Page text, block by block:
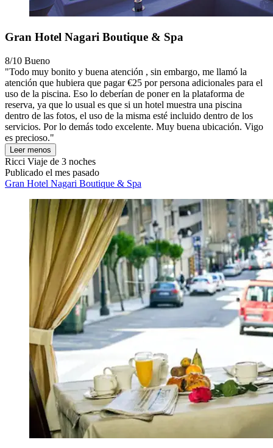
Gran Hotel Nagari Boutique & Spa
8/10 Bueno
"Todo muy bonito y buena atención , sin embargo, me llamó la
atención que hubiera que pagar €25 por persona adicionales para el
uso de la piscina. Eso lo deberían de poner en la plataforma de
reserva, ya que lo usual es que si un hotel muestra una piscina
dentro de las fotos, el uso de la misma esté incluido dentro de los
servicios. Por lo demás todo excelente. Muy buena ubicación. Vigo
es precioso."
Leer menos
Ricci Viaje de 3 noches
Publicado el mes pasado
Gran Hotel Nagari Boutique & Spa